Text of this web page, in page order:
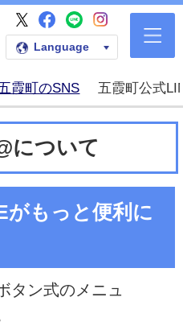
五霞町公式ホームペー
五霞町公式X
五霞町公式
五霞町公式
五霞町
Language
霞町のSNS 五霞町公式
について
がもっと便利に
タン式のメニュ